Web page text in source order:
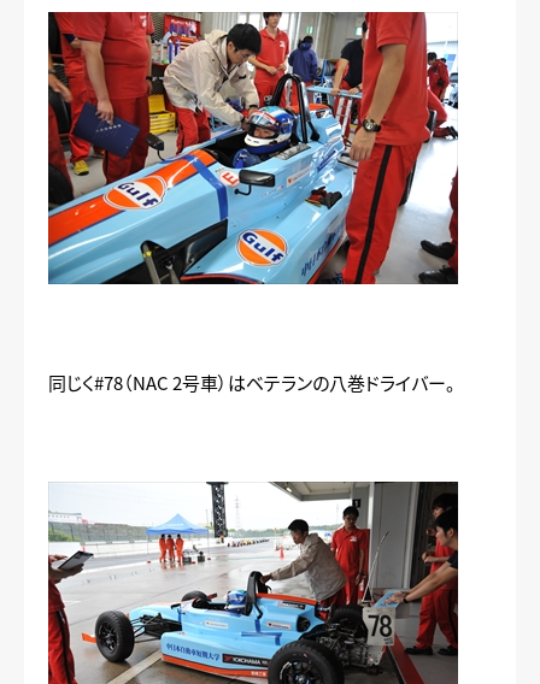
同じく#78（NAC 2号車）はベテランの八巻ドライバー。